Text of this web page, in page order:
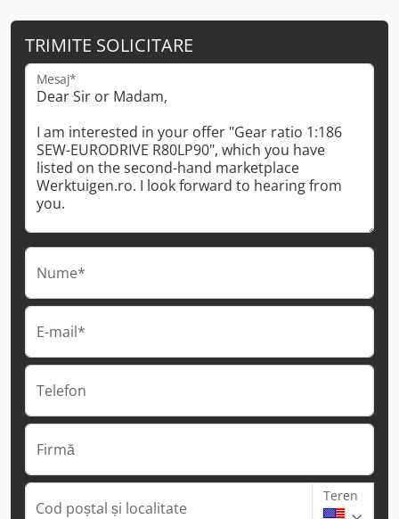
TRIMITE SOLICITARE
Mesaj*
Nume*
E-mail*
Telefon
Firmă
Cod poștal și localitate
Teren